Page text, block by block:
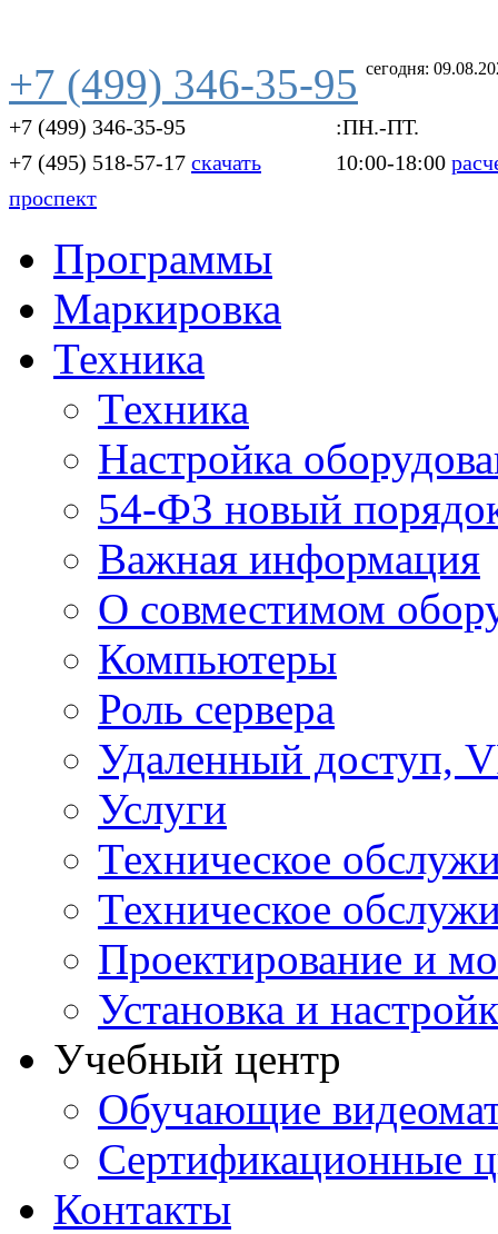
сегодня:
+7 (499) 346-35-95
+7 (499) 346-35-95
+7 (495) 518-57-17 скачать
проспект
:ПН.-ПТ.
10:00-18:00
Программы
Маркировка
Техника
Техника
Настройка
54-ФЗ новый
Важная информация
О совместимом
Компьютеры
Роль сервера
Удаленный доступ,
Услуги
Техническое
Техническое
Проектирование и
Установка и
Учебный центр
Обучающие
Сертификационные
Контакты